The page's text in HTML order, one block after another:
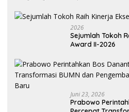
2026
Sejumlah Tokoh
Award II-2026
Juni 23, 2026
Prabowo